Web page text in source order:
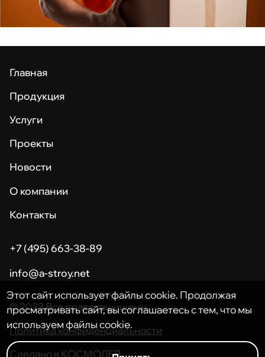
Главная
Продукция
Услуги
Проекты
Новости
О компании
Контакты
+7 (495) 663-38-89
info@a-stroy.net
© 2023 Все права защищены.
Политика конфиденциальности
Сделано в КОСМОДЕВ
Этот сайт использует файлы cookie. Продолжая
просматривать сайт, вы соглашаетесь с тем, что мы
используем файлы cookie.